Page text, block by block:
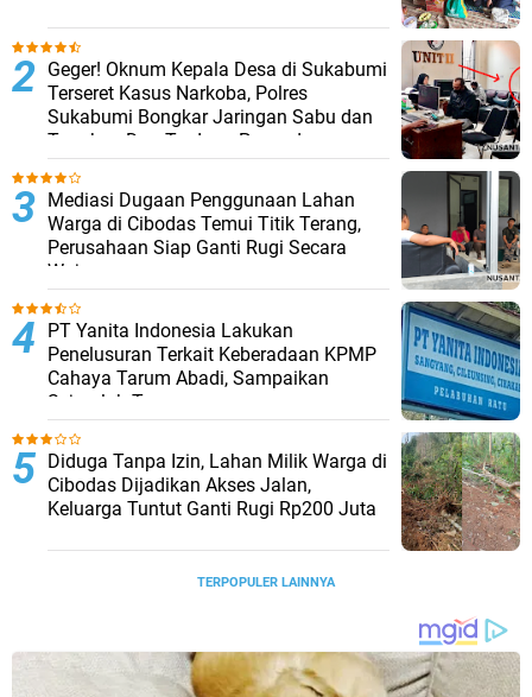
Geger! Oknum Kepala Desa di Sukabumi
Terseret Kasus Narkoba, Polres
Sukabumi Bongkar Jaringan Sabu dan
Tangkap Dua Terduga Pengedar
Mediasi Dugaan Penggunaan Lahan
Warga di Cibodas Temui Titik Terang,
Perusahaan Siap Ganti Rugi Secara
Wajar
PT Yanita Indonesia Lakukan
Penelusuran Terkait Keberadaan KPMP
Cahaya Tarum Abadi, Sampaikan
Sejumlah Temuan
Diduga Tanpa Izin, Lahan Milik Warga di
Cibodas Dijadikan Akses Jalan,
Keluarga Tuntut Ganti Rugi Rp200 Juta
TERPOPULER LAINNYA